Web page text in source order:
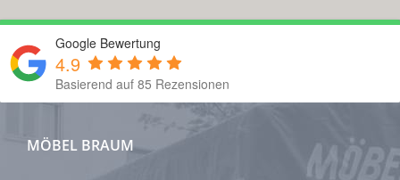
Google Bewertung
4.9
Basierend auf 85 Rezensionen
MÖBEL BRAUM